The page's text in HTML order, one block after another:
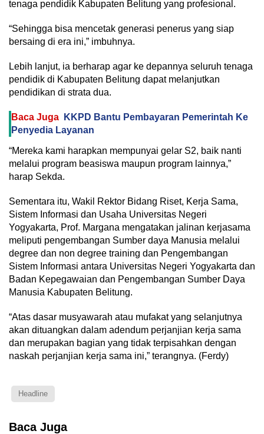
tenaga pendidik Kabupaten Belitung yang profesional.
“Sehingga bisa mencetak generasi penerus yang siap
bersaing di era ini,” imbuhnya.
Lebih lanjut, ia berharap agar ke depannya seluruh tenaga
pendidik di Kabupaten Belitung dapat melanjutkan
pendidikan di strata dua.
Baca Juga
KKPD Bantu Pembayaran Pemerintah Ke
Penyedia Layanan
“Mereka kami harapkan mempunyai gelar S2, baik nanti
melalui program beasiswa maupun program lainnya,”
harap Sekda.
Sementara itu, Wakil Rektor Bidang Riset, Kerja Sama,
Sistem Informasi dan Usaha Universitas Negeri
Yogyakarta, Prof. Margana mengatakan jalinan kerjasama
meliputi pengembangan Sumber daya Manusia melalui
degree dan non degree training dan Pengembangan
Sistem Informasi antara Universitas Negeri Yogyakarta dan
Badan Kepegawaian dan Pengembangan Sumber Daya
Manusia Kabupaten Belitung.
“Atas dasar musyawarah atau mufakat yang selanjutnya
akan dituangkan dalam adendum perjanjian kerja sama
dan merupakan bagian yang tidak terpisahkan dengan
naskah perjanjian kerja sama ini,” terangnya. (Ferdy)
Headline
Baca Juga